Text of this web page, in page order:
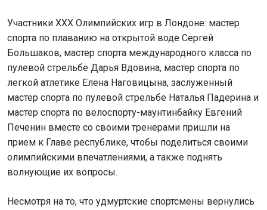
Участники XXX Олимпийских игр в Лондоне: мастер
спорта по плаванию на открытой воде Сергей
Большаков, мастер спорта международного класса по
пулевой стрельбе Дарья Вдовина, мастер спорта по
легкой атлетике Елена Наговицына, заслуженный
мастер спорта по пулевой стрельбе Наталья Падерина и
мастер спорта по велоспорту-маунтинбайку Евгений
Печенин вместе со своими тренерами пришли на
прием к Главе республике, чтобы поделиться своими
олимпийскими впечатлениями, а также поднять
волнующие их вопросы.
Несмотря на то, что удмуртские спортсмены вернулись